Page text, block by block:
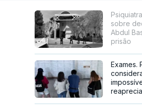
quesobre
Abdul
prisão
Exames.